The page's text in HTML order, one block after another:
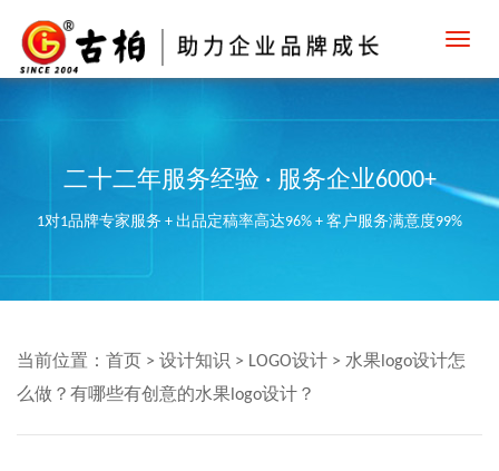
二十二年服务经验 · 服务企业6000+
1对1品牌专家服务 + 出品定稿率高达96% + 客户服务满意度99%
当前位置： 首页 > 设计知识 > LOGO设计 > 水果logo设计怎
么做？有哪些有创意的水果logo设计？